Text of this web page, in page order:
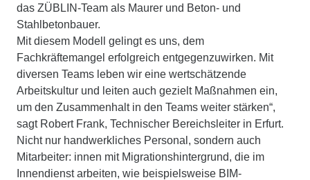
das ZÜBLIN-Team als Maurer und Beton- und
Stahlbetonbauer.
Mit diesem Modell gelingt es uns, dem
Fachkräftemangel erfolgreich entgegenzuwirken. Mit
diversen Teams leben wir eine wertschätzende
Arbeitskultur und leiten auch gezielt Maßnahmen ein,
um den Zusammenhalt in den Teams weiter stärken“,
sagt Robert Frank, Technischer Bereichsleiter in Erfurt.
Nicht nur handwerkliches Personal, sondern auch
Mitarbeiter: innen mit Migrationshintergrund, die im
Innendienst arbeiten, wie beispielsweise BIM-